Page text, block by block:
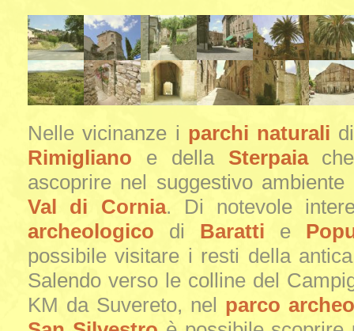
Nelle vicinanze i parchi naturali
Rimigliano e della Sterpaiache
ascoprire nel suggestivo ambiente
Val di Cornia. Di notevole
archeologico di Baratti e
possibile visitare i resti della
Salendo verso le colline del
KM da Suvereto, nel parco